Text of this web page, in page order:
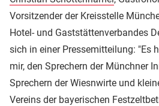
Vorsitzender der Kreisstelle
Hotel- und Gaststättenverbandes
sich in einer Pressemitteilung: "Es
mir, den Sprechern der Münchner
Sprechern der Wiesnwirte und
Vereins der bayerischen